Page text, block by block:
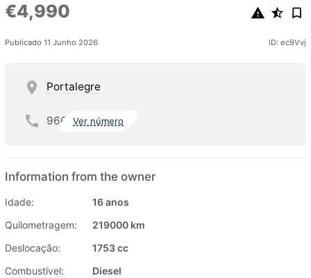
€4,990
Publicado 11 Junho 2026 ID: ec9Vvj
Portalegre
966 Ver número
Information from the owner
Idade:
16 anos
Quilometragem:
219000 km
Deslocação:
1753 cc
Combustível:
Diesel